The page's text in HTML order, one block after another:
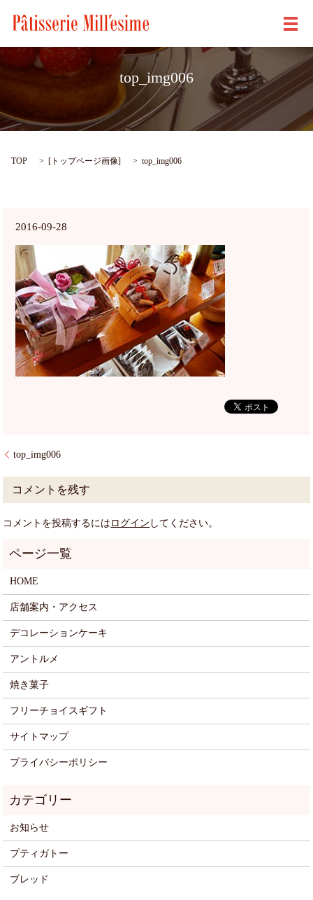
メ
top_img006
TOP [ トップページ画像] top_img006
2016-09-28
top_img006
コメントを残す
コメントを投稿するには ログイン してください。
HOME
店舗案内・アクセス
デコレーションケーキ
アントルメ
焼き菓子
フリーチョイスギフト
サイトマップ
プライバシーポリシー
お知らせ
プティガトー
ブレッド